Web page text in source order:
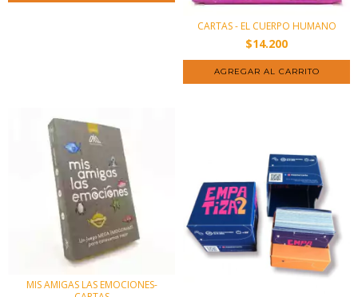
CARTAS - EL CUERPO HUMANO
$14.200
MIS AMIGAS LAS EMOCIONES-